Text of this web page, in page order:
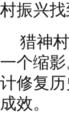
村振兴找
猎神
一个缩
计修复
成效。